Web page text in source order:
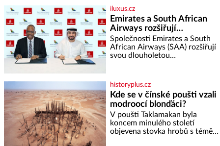
od sebe přítele od samého
začátku odhán
iluxus.cz
Emirates a South African
Airways rozšiřují
partnerství. Cestujícím
nově zpřístupní dalších
devět destinací v jižní a
Společnosti Emirates a South
African Airways (SAA) rozšiřují
svou dlouholetou
cestujícím devět dalších
destinací v jižní a střední Africe
a u
historyplus.cz
Kde se v čínské poušti vzali
modroocí blonďáci?
V poušti Taklamakan byla
koncem minulého století
objevena stovka hrobů s téměř